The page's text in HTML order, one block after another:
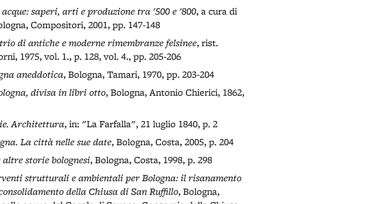
saperi, arti e produzione tra '500 e '800, a cura di
Compositori, 2001, pp. 147-148
di antiche e moderne rimembranze felsinee, rist.
1975, vol. 1., p. 128, vol. 4., pp. 205-206
aneddotica, Bologna, Tamari, 1970, pp. 203-204
divisa in libri otto, Bologna, Antonio Chierici, 1862,
Architettura, in: "La Farfalla", 21 luglio 1840, p. 2
La città nelle sue date, Bologna, Costa, 2005, p. 204
storie bolognesi, Bologna, Costa, 1998, p. 298
strutturali e ambientali per Bologna: il risanamento
della Chiusa di San Ruffillo, Bologna,